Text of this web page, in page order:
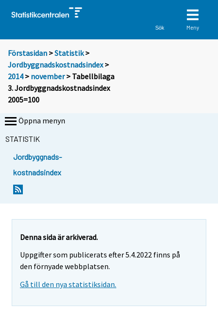
Sök Meny
Förstasidan >Statistik >
Jordbyggnadskostnadsindex>
2014> november> Tabellbilaga
3. Jordbyggnadskostnadsindex
2005=100
Öppna menyn
STATISTIK
Jordbyggnads-
kostnadsindex
Denna sida är arkiverad.
Uppgifter som publicerats efter 5.4.2022 finns på
den förnyade webbplatsen.
Gå till den nya statistiksidan.